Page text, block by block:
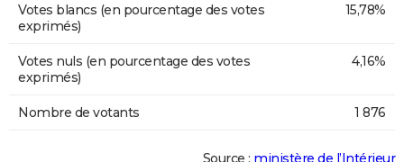
Votes blancs (en pourcentage des votes
exprimés)
15,78%
Votes nuls (en pourcentage des votes
exprimés)
4,16%
Nombre de votants 1 876
Source : ministère de l’Intérieur